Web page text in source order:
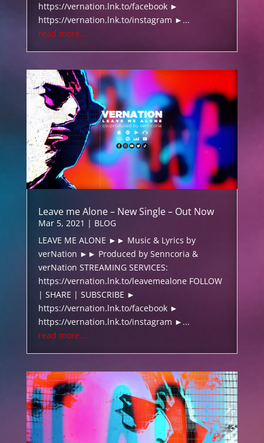
https://vernation.lnk.to/facebook ►
https://vernation.lnk.to/instagram ►...
read more...
Leave me Alone – New Single – Out Now
Mar 5, 2021 | BLOG
LEAVE ME ALONE ►► Music & Lyrics by
verNation ►► Produced by Senncoria &
verNation STREAMING SERVICES:
https://vernation.lnk.to/leavemealone FOLLOW
| SHARE | SUBSCRIBE ►
https://vernation.lnk.to/facebook ►
https://vernation.lnk.to/instagram ►...
read more...